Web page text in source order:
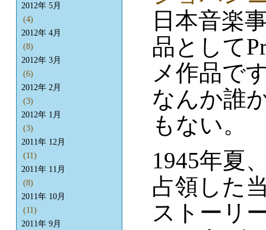
日本音楽
品として
メ作品で
なんか誰
もない。
1945年夏
占領した
ストーリ
2012年 5月
(4)
2012年 4月
(8)
2012年 3月
(6)
2012年 2月
(3)
2012年 1月
(3)
2011年 12月
(11)
2011年 11月
(8)
2011年 10月
(11)
2011年 9月